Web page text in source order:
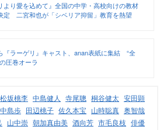
より愛を込めて』全国の中学・高校向けの教材
定 二宮和也が「シベリア抑留」教育を熱望
『ラーゲリ』キャスト、anan表紙に集結 “全
圧巻オーラ
松坂桃李 中島健人 寺尾聰 桐谷健太 安田顕
中島歩 田辺桃子 佐久本宝 山時聡真 奥智哉
山中崇 朝加真由美 酒向芳 市毛良枝 俳優